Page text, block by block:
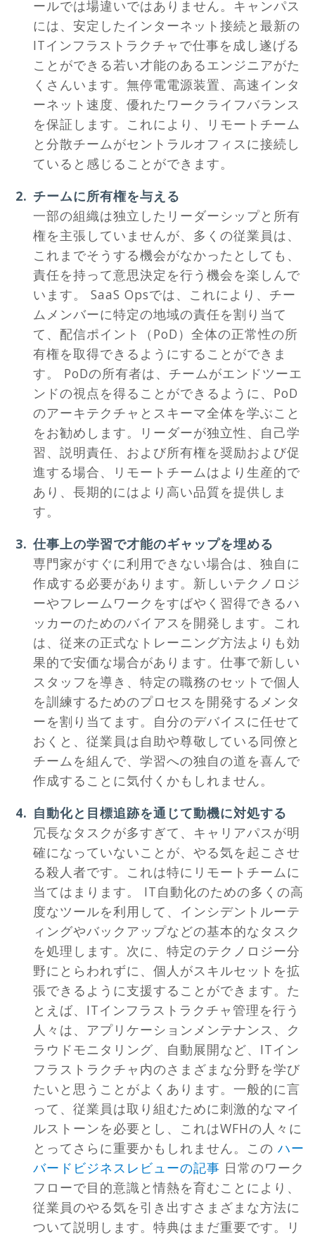
ールでは場違いではありません。キャンパス
には、安定したインターネット接続と最新の
ITインフラストラクチャで仕事を成し遂げる
ことができる若い才能のあるエンジニアがた
くさんいます。無停電電源装置、高速インタ
ーネット速度、優れたワークライフバランス
を保証します。これにより、リモートチーム
と分散チームがセントラルオフィスに接続し
ていると感じることができます。
チームに所有権を与える
一部の組織は独立したリーダーシップと所有
権を主張していませんが、多くの従業員は、
これまでそうする機会がなかったとしても、
責任を持って意思決定を行う機会を楽しんで
います。 SaaS Opsでは、これにより、チー
ムメンバーに特定の地域の責任を割り当て
て、配信ポイント（PoD）全体の正常性の所
有権を取得できるようにすることができま
す。 PoDの所有者は、チームがエンドツーエ
ンドの視点を得ることができるように、PoD
のアーキテクチャとスキーマ全体を学ぶこと
をお勧めします。リーダーが独立性、自己学
習、説明責任、および所有権を奨励および促
進する場合、リモートチームはより生産的で
あり、長期的にはより高い品質を提供しま
す。
仕事上の学習で才能のギャップを埋める
専門家がすぐに利用できない場合は、独自に
作成する必要があります。新しいテクノロジ
ーやフレームワークをすばやく習得できるハ
ッカーのためのバイアスを開発します。これ
は、従来の正式なトレーニング方法よりも効
果的で安価な場合があります。仕事で新しい
スタッフを導き、特定の職務のセットで個人
を訓練するためのプロセスを開発するメンタ
ーを割り当てます。自分のデバイスに任せて
おくと、従業員は自助や尊敬している同僚と
チームを組んで、学習への独自の道を喜んで
作成することに気付くかもしれません。
自動化と目標追跡を通じて動機に対処する
冗長なタスクが多すぎて、キャリアパスが明
確になっていないことが、やる気を起こさせ
る殺人者です。これは特にリモートチームに
当てはまります。 IT自動化のための多くの高
度なツールを利用して、インシデントルーテ
ィングやバックアップなどの基本的なタスク
を処理します。次に、特定のテクノロジー分
野にとらわれずに、個人がスキルセットを拡
張できるように支援することができます。た
とえば、ITインフラストラクチャ管理を行う
人々は、アプリケーションメンテナンス、ク
ラウドモニタリング、自動展開など、ITイン
フラストラクチャ内のさまざまな分野を学び
たいと思うことがよくあります。一般的に言
って、従業員は取り組むために刺激的なマイ
ルストーンを必要とし、これはWFHの人々に
とってさらに重要かもしれません。この ハー
バードビジネスレビューの記事 日常のワーク
フローで目的意識と情熱を育むことにより、
従業員のやる気を引き出すさまざまな方法に
ついて説明します。特典はまだ重要です。リ